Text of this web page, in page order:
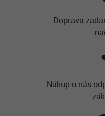
Doprava
Nákup u nás